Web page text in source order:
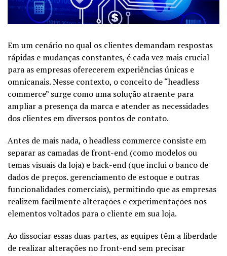
Em um cenário no qual os clientes demandam respostas
rápidas e mudanças constantes, é cada vez mais crucial
para as empresas oferecerem experiências únicas e
omnicanais. Nesse contexto, o conceito de “headless
commerce” surge como uma solução atraente para
ampliar a presença da marca e atender as necessidades
dos clientes em diversos pontos de contato.
Antes de mais nada, o headless commerce consiste em
separar as camadas de front-end (como modelos ou
temas visuais da loja) e back-end (que inclui o banco de
dados de preços. gerenciamento de estoque e outras
funcionalidades comerciais), permitindo que as empresas
realizem facilmente alterações e experimentações nos
elementos voltados para o cliente em sua loja.
Ao dissociar essas duas partes, as equipes têm a liberdade
de realizar alterações no front-end sem precisar